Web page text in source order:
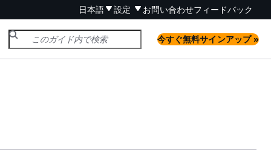
日本語 設定 お問い合わせフィードバック
今すぐ無料サインアップ »